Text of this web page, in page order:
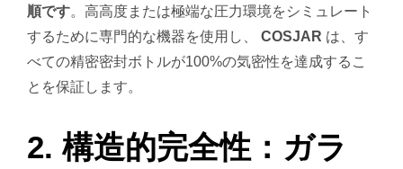
順です。高高度または極端な圧力環境をシミュレート
するために専門的な機器を使用し、
COSJAR は、す
べての精密密封ボトルが100%の気密性を達成するこ
とを保証します。
2. 構造的完全性：ガラ